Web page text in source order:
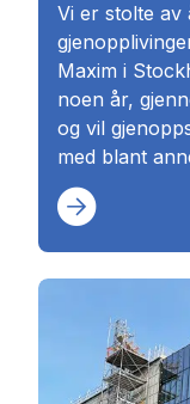
Vi er stolte
Maxim i
noen år,
og vil
med blant